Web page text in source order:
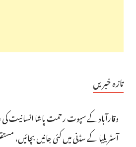
تازہ خبریں
وقارآباد کے سپوت رحمت پاشا انسانیت
آسٹریلیا کے سڈنی میں کئی جانیں بچائیں،